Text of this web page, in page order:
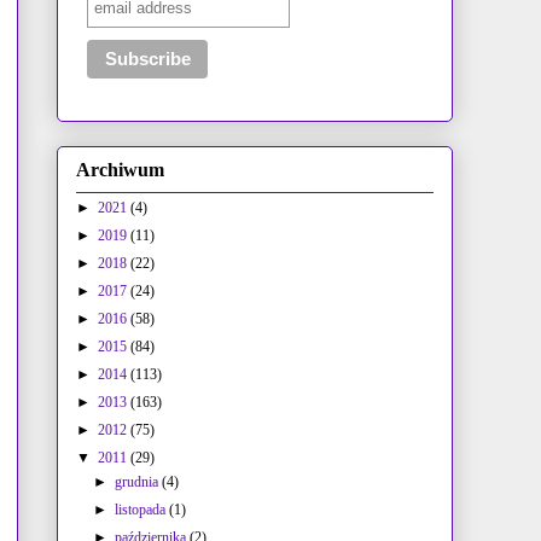
Archiwum
► 2021 (4)
► 2019 (11)
► 2018 (22)
► 2017 (24)
► 2016 (58)
► 2015 (84)
► 2014 (113)
► 2013 (163)
► 2012 (75)
▼ 2011 (29)
►grudnia(4)
►listopada(1)
►października(2)